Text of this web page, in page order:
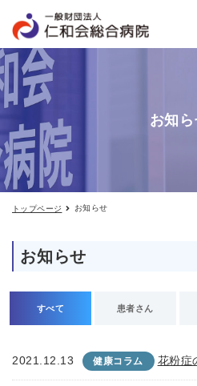
せ
お知
トップページ お知らせ
お知らせ
すべて 患者さん
2021.12.13 健康コラム 花粉症